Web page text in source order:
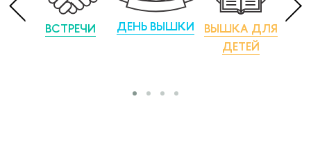
ВСТРЕЧИ ДЕНЬ ВЫШКИ
ВЫШКА ДЛЯ
ДЕТЕЙ